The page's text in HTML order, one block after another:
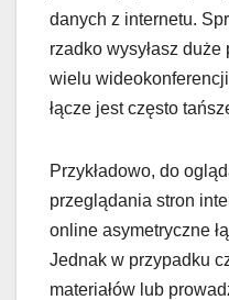
danych z internetu.
rzadko wysyłasz
wielu
łącze jest często
Przykładowo, do
przeglądania stron
online asymetryczne
Jednak w przypadku
materiałów lub